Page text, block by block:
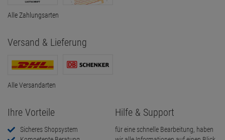
Alle Zahlungsarten
Versand & Lieferung
Alle Versandarten
Ihre Vorteile
Sicheres Shopsystem
Hilfe & Support
für eine schnelle Bearbeitung, haben